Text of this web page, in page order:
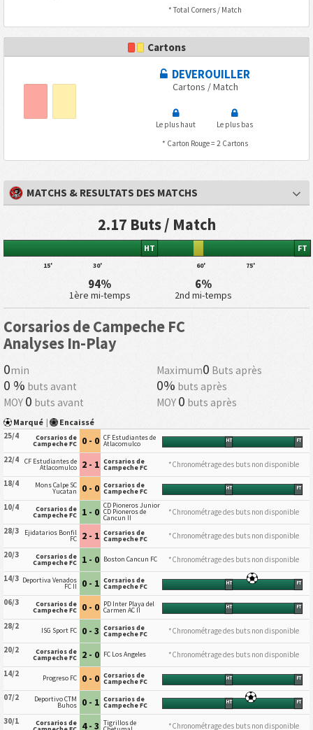
* Total Corners / Match
Cartons
DEVEROUILLER
Cartons / Match
Le plus haut
Le plus bas
* Carton Rouge = 2 Cartons
MATCHS & RESULTATS DES MATCHS
2.17 Buts / Match
15' 30'
HT
60' 75'
FT
94%
1ère mi-temps
6%
2nd mi-temps
Corsarios de Campeche FC
Analyses In-Play
0min Maximum0 Buts après
0 % buts avant 0% buts après
MOY 0 buts avant MOY 0 buts après
Marqué | Encaissé
25/4 Corsarios de
Campeche FC 0 - 0 CF Estudiantes de
Atlacomulco HT FT
22/4 CF Estudiantes de
Atlacomulco 2 - 1 Corsarios de
Campeche FC
*Chronométrage des buts non disponible
18/4
Mons Calpe SC
Yucatan 0 - 0 Corsarios de
Campeche FC HT FT
10/4 Corsarios de
Campeche FC 1 - 0 CD Pioneros Junior
CD Pioneros de
Cancun II
*Chronométrage des buts non disponible
28/3
Ejidatarios Bonfil
FC 2 - 1 Corsarios de
Campeche FC
*Chronométrage des buts non disponible
20/3
Corsarios de
Campeche FC 1 - 0 Boston Cancun FC
*Chronométrage des buts non disponible
14/3 Deportiva Venados
FC II 0 - 1 Corsarios de
Campeche FC HT FT
06/3 Corsarios de
Campeche FC 0 - 0 PD Inter Playa del
Carmen AC II HT FT
28/2 ISG Sport FC 0 - 3 Corsarios de
Campeche FC
*Chronométrage des buts non disponible
20/2
Corsarios de
Campeche FC 2 - 0 FC Los Angeles
*Chronométrage des buts non disponible
14/2
Progreso FC 0 - 0 Corsarios de
Campeche FC HT FT
07/2 Deportivo CTM
Buhos 0 - 1 Corsarios de
Campeche FC HT FT
30/1 Corsarios de 4 - 3 Tigrillos de *Chronométrage des buts non disponible